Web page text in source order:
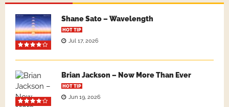
Shane Sato – Wavelength
HOT TIP
Jul 17, 2026
Brian Jackson – Now More Than Ever
HOT TIP
Jun 19, 2026